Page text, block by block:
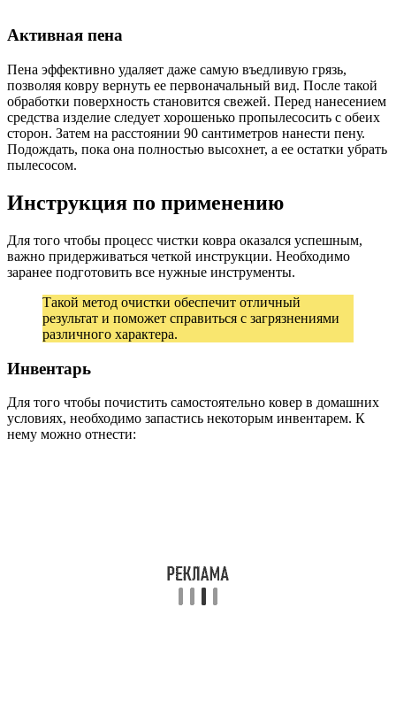
Активная пена
Пена эффективно удаляет даже самую въедливую грязь,
позволяя ковру вернуть ее первоначальный вид. После такой
обработки поверхность становится свежей. Перед нанесением
средства изделие следует хорошенько пропылесосить с обеих
сторон. Затем на расстоянии 90 сантиметров нанести пену.
Подождать, пока она полностью высохнет, а ее остатки убрать
пылесосом.
Инструкция по применению
Для того чтобы процесс чистки ковра оказался успешным,
важно придерживаться четкой инструкции. Необходимо
заранее подготовить все нужные инструменты.
Такой метод очистки обеспечит отличный
результат и поможет справиться с загрязнениями
различного характера.
Инвентарь
Для того чтобы почистить самостоятельно ковер в домашних
условиях, необходимо запастись некоторым инвентарем. К
нему можно отнести: